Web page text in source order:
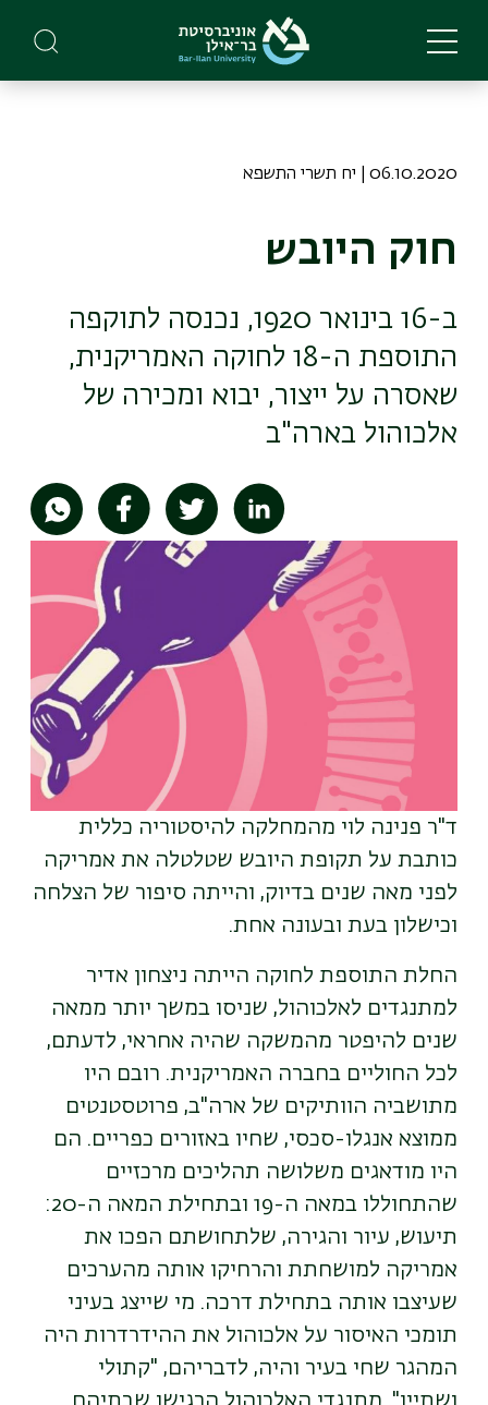
main
06.10.2020 | יח תשרי התשפא
חוק היובש
ב-16 בינואר 1920, נכנסה לתוקפה
התוספת ה-18 לחוקה האמריקנית,
שאסרה על ייצור, יבוא ומכירה של
אלכוהול בארה"ב
ד"ר פנינה לוי מהמחלקה להיסטוריה כללית
כותבת על תקופת היובש שטלטלה את אמריקה
לפני מאה שנים בדיוק, והייתה סיפור של הצלחה
וכישלון בעת ובעונה אחת.
החלת התוספת לחוקה הייתה ניצחון אדיר
למתנגדים לאלכוהול, שניסו במשך יותר ממאה
שנים להיפטר מהמשקה שהיה אחראי, לדעתם,
לכל החוליים בחברה האמריקנית. רובם היו
מתושביה הוותיקים של ארה"ב, פרוטסטנטים
ממוצא אנגלו-סכסי, שחיו באזורים כפריים. הם
היו מודאגים משלושה תהליכים מרכזיים
שהתחוללו במאה ה-19 ובתחילת המאה ה-20:
תיעוש, עיור והגירה, שלתחושתם הפכו את
אמריקה למושחתת והרחיקו אותה מהערכים
שעיצבו אותה בתחילת דרכה. מי שייצג בעיני
תומכי האיסור על אלכוהול את ההידרדרות היה
המהגר שחי בעיר והיה, לדבריהם, "קתולי